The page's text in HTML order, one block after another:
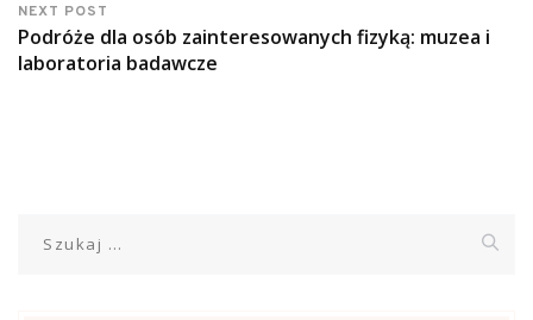
NEXT POST
Podróże dla osób zainteresowanych fizyką: muzea i
laboratoria badawcze